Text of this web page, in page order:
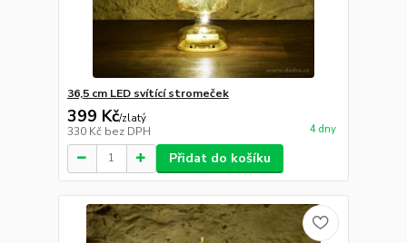
36,5 cm LED svítící stromeček
399 Kč/zlatý
330 Kč bez DPH 4 dny
Přidat do košíku